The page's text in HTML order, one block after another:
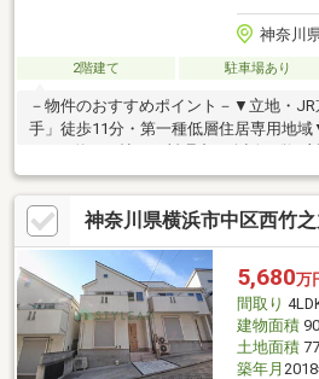
神奈川
2階建て 駐車場あり
－物件のおすすめポイント－▼立地・
手」徒歩11分・第一種低層住居専用地
屋は2面採光設計・和室はLDとホールの
に収納スペースを確保・約7.3帖と約6.9
付・各階にトイレを設置、来客時も気兼
ペース有(車種による)▼周辺環境・まい
店 徒歩8分(約610m)■ ご希望の住まい探
━━━━━・・・物件の詳細・ご相談は
ださい。
神奈川県横浜市中区西竹
5,680万
間取り
建物面積
土地面積
築年月